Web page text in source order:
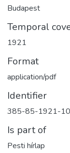
Budapest
Temporal
1921
Format
application/pdf
Identifier
385-85-1921-
Is part of
Pesti hírlap